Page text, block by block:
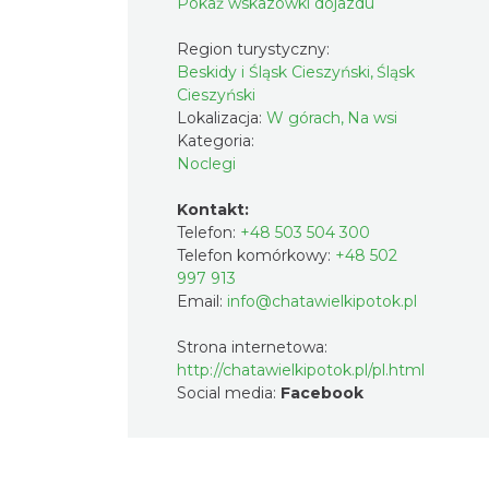
Region turystyczny:
Beskidy i Śląsk Cieszyński, Śląsk
Cieszyński
Lokalizacja: W górach, Na wsi
Kategoria:
Noclegi
Kontakt:
Telefon: +48 503 504 300
Telefon komórkowy: +48 502
997 913
Email: info@chatawielkipotok.pl
Strona internetowa:
http://chatawielkipotok.pl/pl.html
Social media: Facebook